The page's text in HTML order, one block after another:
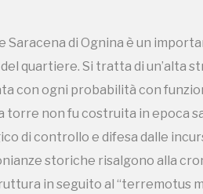
Saracena di Ognina è un
quartiere. Si tratta di un’alta
con ogni probabilità con
torre non fu costruita in epoca
di controllo e difesa dalle
storiche risalgono alla
in seguito al “terremotus
costiera e situata in
durante la
inglobata nella
fu l'ultima campanara di questa
la percezione e l’uso, pur
presenti graffiti incisi sulle
comparire il termine “tuccu”,